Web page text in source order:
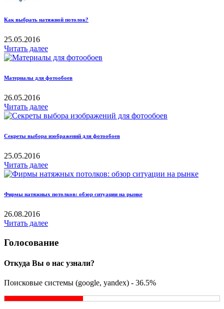
Как выбрать натяжной потолок?
25.05.2016
Читать далее
Материалы для фотообоев
26.05.2016
Читать далее
Секреты выбора изображений для фотообоев
25.05.2016
Читать далее
Фирмы натяжных потолков: обзор ситуации на рынке
26.08.2016
Читать далее
Голосование
Откуда Вы о нас узнали?
Поисковые системы (google, yandex) - 36.5%